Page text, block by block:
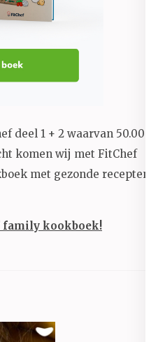
deel 1 + 2 waarvan 50.000+
komen wij met FitChef
met gezonde recepten
family kookboek!